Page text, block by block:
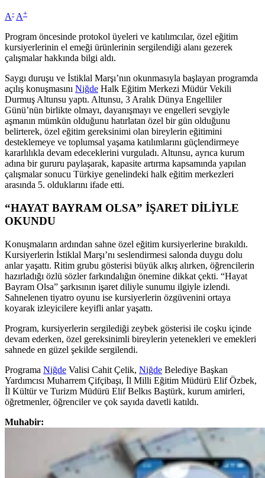
A- A+
Program öncesinde protokol üyeleri ve katılımcılar, özel eğitim
kursiyerlerinin el emeği ürünlerinin sergilendiği alanı gezerek
çalışmalar hakkında bilgi aldı.
Saygı duruşu ve İstiklal Marşı’nın okunmasıyla başlayan programda
açılış konuşmasını Niğde Halk Eğitim Merkezi Müdür Vekili
Durmuş Altunsu yaptı. Altunsu, 3 Aralık Dünya Engelliler
Günü’nün birlikte olmayı, dayanışmayı ve engelleri sevgiyle
aşmanın mümkün olduğunu hatırlatan özel bir gün olduğunu
belirterek, özel eğitim gereksinimi olan bireylerin eğitimini
desteklemeye ve toplumsal yaşama katılımlarını güçlendirmeye
kararlılıkla devam edeceklerini vurguladı. Altunsu, ayrıca kurum
adına bir gururu paylaşarak, kapasite artırma kapsamında yapılan
çalışmalar sonucu Türkiye genelindeki halk eğitim merkezleri
arasında 5. olduklarını ifade etti.
“HAYAT BAYRAM OLSA” İŞARET DİLİYLE
OKUNDU
Konuşmaların ardından sahne özel eğitim kursiyerlerine bırakıldı.
Kursiyerlerin İstiklal Marşı’nı seslendirmesi salonda duygu dolu
anlar yaşattı. Ritim grubu gösterisi büyük alkış alırken, öğrencilerin
hazırladığı özlü sözler farkındalığın önemine dikkat çekti. “Hayat
Bayram Olsa” şarkısının işaret diliyle sunumu ilgiyle izlendi.
Sahnelenen tiyatro oyunu ise kursiyerlerin özgüvenini ortaya
koyarak izleyicilere keyifli anlar yaşattı.
Program, kursiyerlerin sergilediği zeybek gösterisi ile coşku içinde
devam ederken, özel gereksinimli bireylerin yetenekleri ve emekleri
sahnede en güzel şekilde sergilendi.
Programa Niğde Valisi Cahit Çelik, Niğde Belediye Başkan
Yardımcısı Muharrem Çifçibaşı, İl Milli Eğitim Müdürü Elif Özbek,
İl Kültür ve Turizm Müdürü Elif Belkıs Baştürk, kurum amirleri,
öğretmenler, öğrenciler ve çok sayıda davetli katıldı.
Muhabir: